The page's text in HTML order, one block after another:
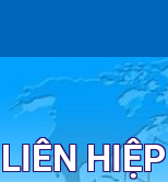
LIÊN